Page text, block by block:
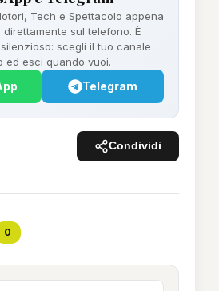
Tech e Spettacolo appena
direttamente sul telefono. È
scegli il tuo canale
ed esci quando vuoi.
Telegram
Condividi
0